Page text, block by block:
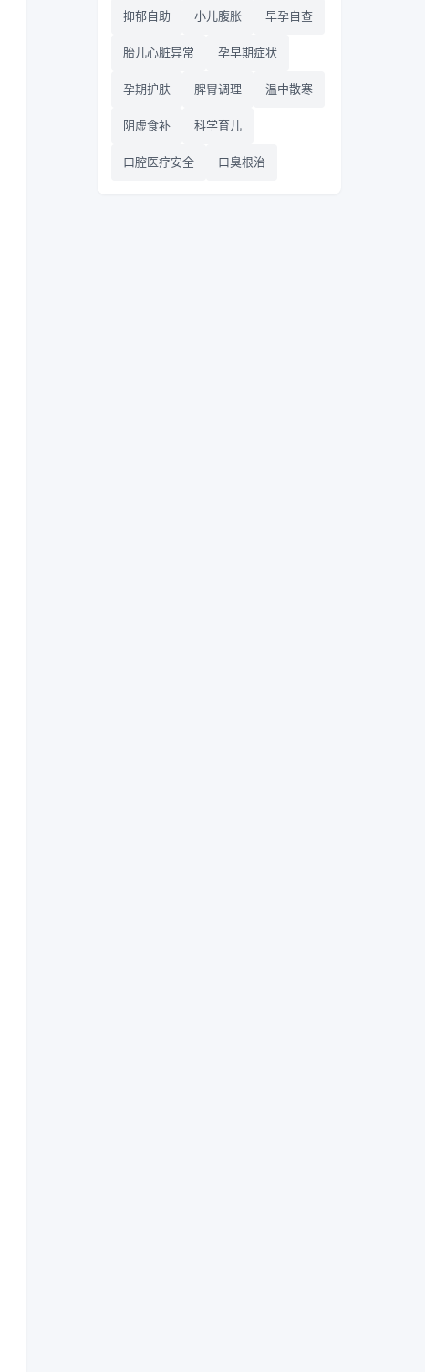
抑郁自助 小儿腹胀 早孕自查
胎儿心脏异常 孕早期症状
孕期护肤 脾胃调理 温中散寒
阴虚食补 科学育儿
口腔医疗安全 口臭根治